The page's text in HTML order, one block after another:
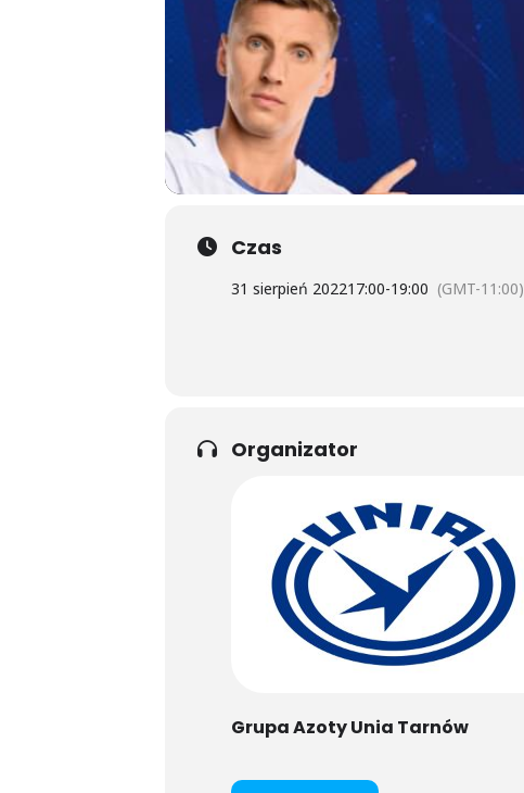
Czas
31 sierpień 202217:00-19:00 (GMT-11:00)
Organizator
Grupa Azoty Unia Tarnów